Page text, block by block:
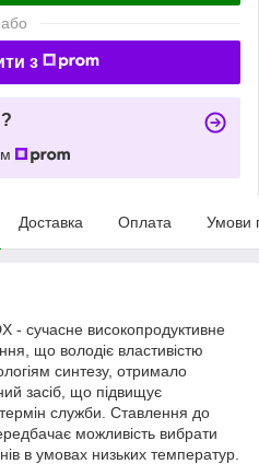
або
з
Доставка Оплата Умови
- сучасне високопродуктивне
що володіє властивістю
синтезу, отримало
засіб, що підвищує
служби. Ставлення до
можливість вибрати
в умовах низьких температур.